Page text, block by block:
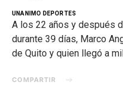
UNANIMO DEPORTES
A los 22 años y después
durante 39 días, Marco
de Quito y quien llegó a
COMPARTIR